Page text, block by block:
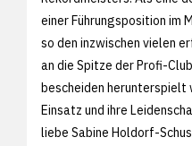
einer Führungsposition im
so den inzwischen vielen
an die Spitze der Profi-
bescheiden herunterspielt
Einsatz und ihre
liebe Sabine Holdorf-